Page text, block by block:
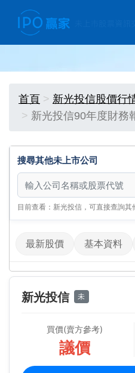
首頁 新光投信股價行
新光投信90年度財務
搜尋其他未上市公司
搜尋其他未上市公司
目前查看：新光投信，可直接查詢其
最新股價 基本資料
新光投信 未
買價(賣方參考)
議價